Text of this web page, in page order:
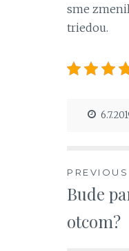
sme
triedou.
pro
Bude
otcom?